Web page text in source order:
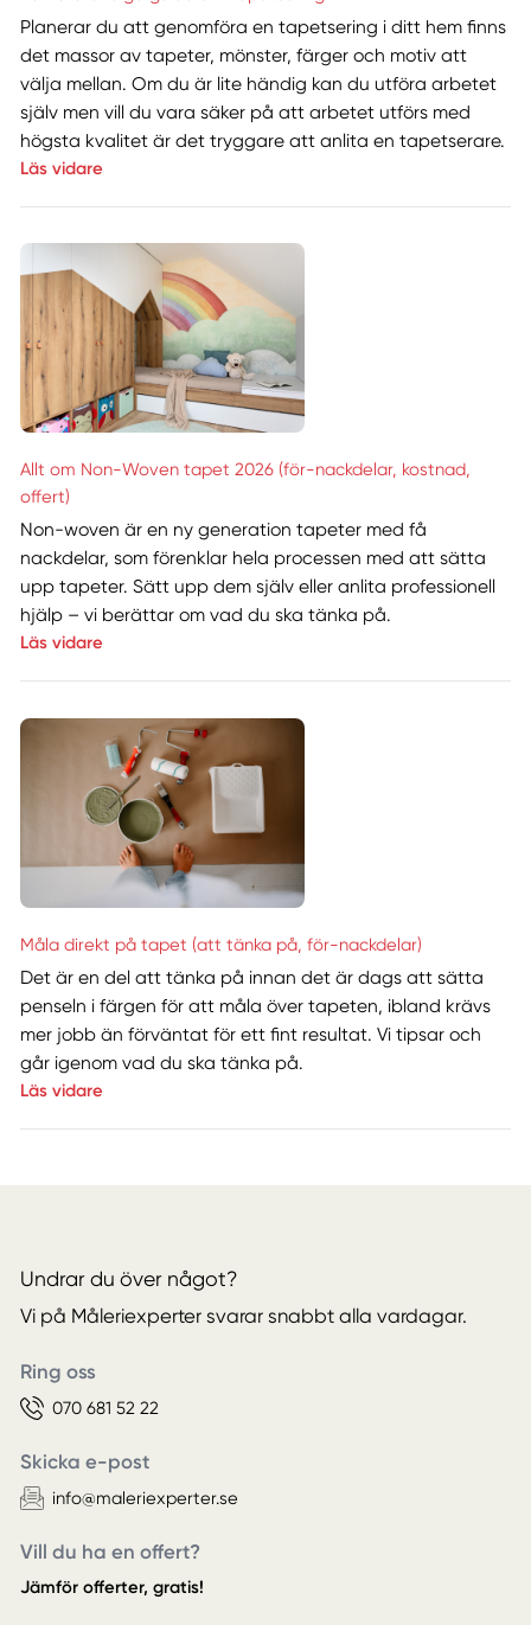
Planerar du att genomföra en tapetsering i ditt hem finns
det massor av tapeter, mönster, färger och motiv att
välja mellan. Om du är lite händig kan du utföra arbetet
själv men vill du vara säker på att arbetet utförs med
högsta kvalitet är det tryggare att anlita en tapetserare.
Läs vidare
Allt om Non-Woven tapet 2026 (för-nackdelar, kostnad,
offert)
Non-woven är en ny generation tapeter med få
nackdelar, som förenklar hela processen med att sätta
upp tapeter. Sätt upp dem själv eller anlita professionell
hjälp – vi berättar om vad du ska tänka på.
Läs vidare
Måla direkt på tapet (att tänka på, för-nackdelar)
Det är en del att tänka på innan det är dags att sätta
penseln i färgen för att måla över tapeten, ibland krävs
mer jobb än förväntat för ett fint resultat. Vi tipsar och
går igenom vad du ska tänka på.
Läs vidare
Undrar du över något?
Vi på Måleriexperter svarar snabbt alla vardagar.
Ring oss
070 681 52 22
Skicka e-post
info@maleriexperter.se
Vill du ha en offert?
Jämför offerter, gratis!